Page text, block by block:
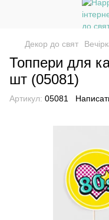
Декор до свят
Топпери для
шт (05081)
Артикул: 05081